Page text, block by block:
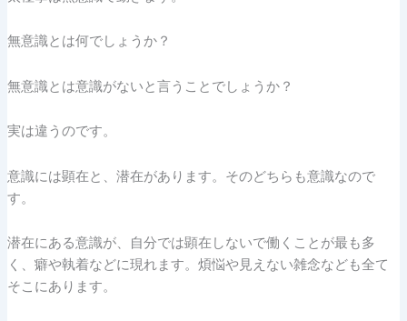
無意識とは何でしょうか？
無意識とは意識がないと言うことでしょうか？
実は違うのです。
意識には顕在と、潜在があります。そのどちらも意識なので
す。
潜在にある意識が、自分では顕在しないで働くことが最も多
く、癖や執着などに現れます。煩悩や見えない雑念なども全て
そこにあります。